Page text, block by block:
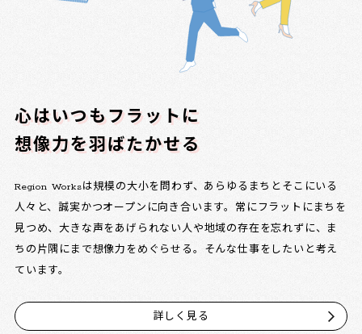
心はいつもフラットに
想像力を羽ばたかせる
Region Worksは規模の大小を問わず、あらゆるまちとそこにいる
人々と、誠実かつオープンに向き合います。常にフラットにまちを
見つめ、大きな声をあげられない人や地域の存在を忘れずに、ま
ちの片隅にまで想像力をめぐらせる。そんな仕事をしたいと考え
ています。
詳しく見る